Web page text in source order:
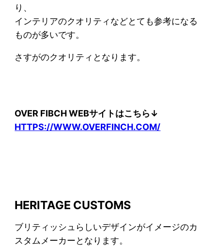
り、
インテリアのクオリティなどとても参考になる
ものが多いです。
さすがのクオリティとなります。
OVER FIBCH WEBサイトはこちら↓
HTTPS://WWW.OVERFINCH.COM/
HERITAGE CUSTOMS
ブリティッシュらしいデザインがイメージのカ
スタムメーカーとなります。